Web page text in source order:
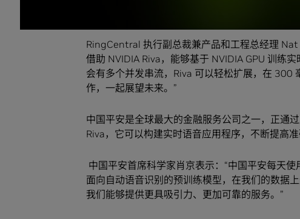
RingCentral 执行副总裁兼产品和工程总经理
借助 NVIDIA Riva，能够基于 NVIDIA GPU 训练
会有多个并发串流，Riva 可以轻松扩展，在 300
作，一起展望未来。”
中国平安是全球最大的金融服务公司之一，正通
Riva，它可以构建实时语音应用程序，不断提高准
中国平安首席科学家肖京表示：“中国平安每天
面向自动语音识别的预训练模型，在我们的数据
我们能够提供更具吸引力、更加可靠的服务。”